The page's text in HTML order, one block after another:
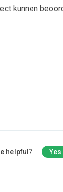
kunnen
helpful? Yes